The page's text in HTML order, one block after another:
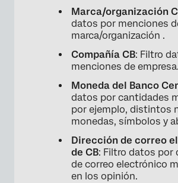
Marca/organización
datos por menciones
marca/organización .
Compañía CB: Filtro
menciones de empresa.
Moneda del Banco
datos por cantidades
por ejemplo, distintos
monedas, símbolos y
Dirección de correo
de CB: Filtro datos por
de correo electrónico
en los opinión.